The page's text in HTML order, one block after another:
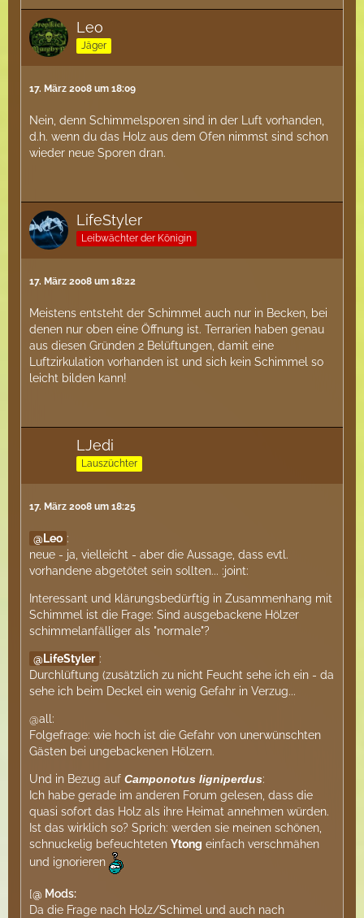
Leo
Jäger
17. März 2008 um 18:09
Nein, denn Schimmelsporen sind in der Luft vorhanden,
d.h. wenn du das Holz aus dem Ofen nimmst sind schon
wieder neue Sporen dran.
LifeStyler
Leibwächter der Königin
17. März 2008 um 18:22
Meistens entsteht der Schimmel auch nur in Becken, bei
denen nur oben eine Öffnung ist. Terrarien haben genau
aus diesen Gründen 2 Belüftungen, damit eine
Luftzirkulation vorhanden ist und sich kein Schimmel so
leicht bilden kann!
LJedi
Lauszüchter
17. März 2008 um 18:25
Leo :
neue - ja, vielleicht - aber die Aussage, dass evtl.
vorhandene abgetötet sein sollten... :joint:
Interessant und klärungsbedürftig in Zusammenhang mit
Schimmel ist die Frage: Sind ausgebackene Hölzer
schimmelanfälliger als "normale"?
LifeStyler :
Durchlüftung (zusätzlich zu nicht Feucht sehe ich ein - da
sehe ich beim Deckel ein wenig Gefahr in Verzug...
@all:
Folgefrage: wie hoch ist die Gefahr von unerwünschten
Gästen bei ungebackenen Hölzern.
Und in Bezug auf Camponotus ligniperdus:
Ich habe gerade im anderen Forum gelesen, dass die
quasi sofort das Holz als ihre Heimat annehmen würden.
Ist das wirklich so? Sprich: werden sie meinen schönen,
schnuckelig befeuchteten Ytong einfach verschmähen
und ignorieren
[@ Mods:
Da die Frage nach Holz/Schimel und auch nach